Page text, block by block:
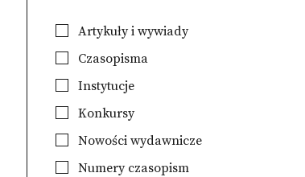
Artykuły i wywiady
Czasopisma
Instytucje
Konkursy
Nowości wydawnicze
Numery czasopism